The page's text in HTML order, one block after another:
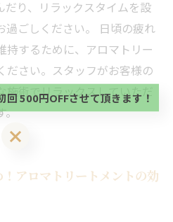
だり、リラックスタイムを設
過ごしください。 日頃の疲れ
持するために、アロマトリー
ださい。スタッフがお客様の
施術でリラックスしていただ
。
アロマトリートメントの効
お友達登録頂いたお客様は
きます。 既に 追加済の
すが、✖印でお閉じ下さ
500円OFFさせて頂きます！
お友達登録頂いたお客様は
きます。 既に 追加済の
すが、✖印でお閉じ下さ
500円OFFさせて頂きます！